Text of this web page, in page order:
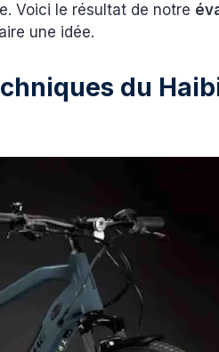
Voici le résultat de notre
une idée.
du